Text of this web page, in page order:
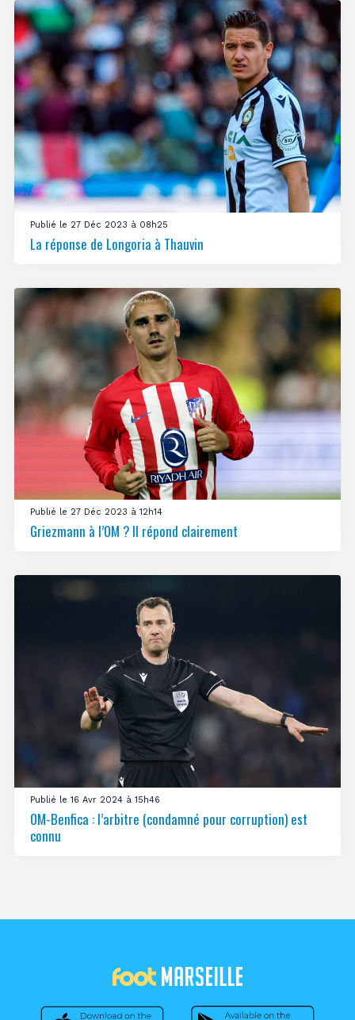
Publié le 27 Déc 2023 à 08h25
La réponse de Longoria à Thauvin
Publié le 27 Déc 2023 à 12h14
Griezmann à l’OM ? Il répond clairement
Publié le 16 Avr 2024 à 15h46
OM-Benfica : l’arbitre (condamné pour corruption) est
connu